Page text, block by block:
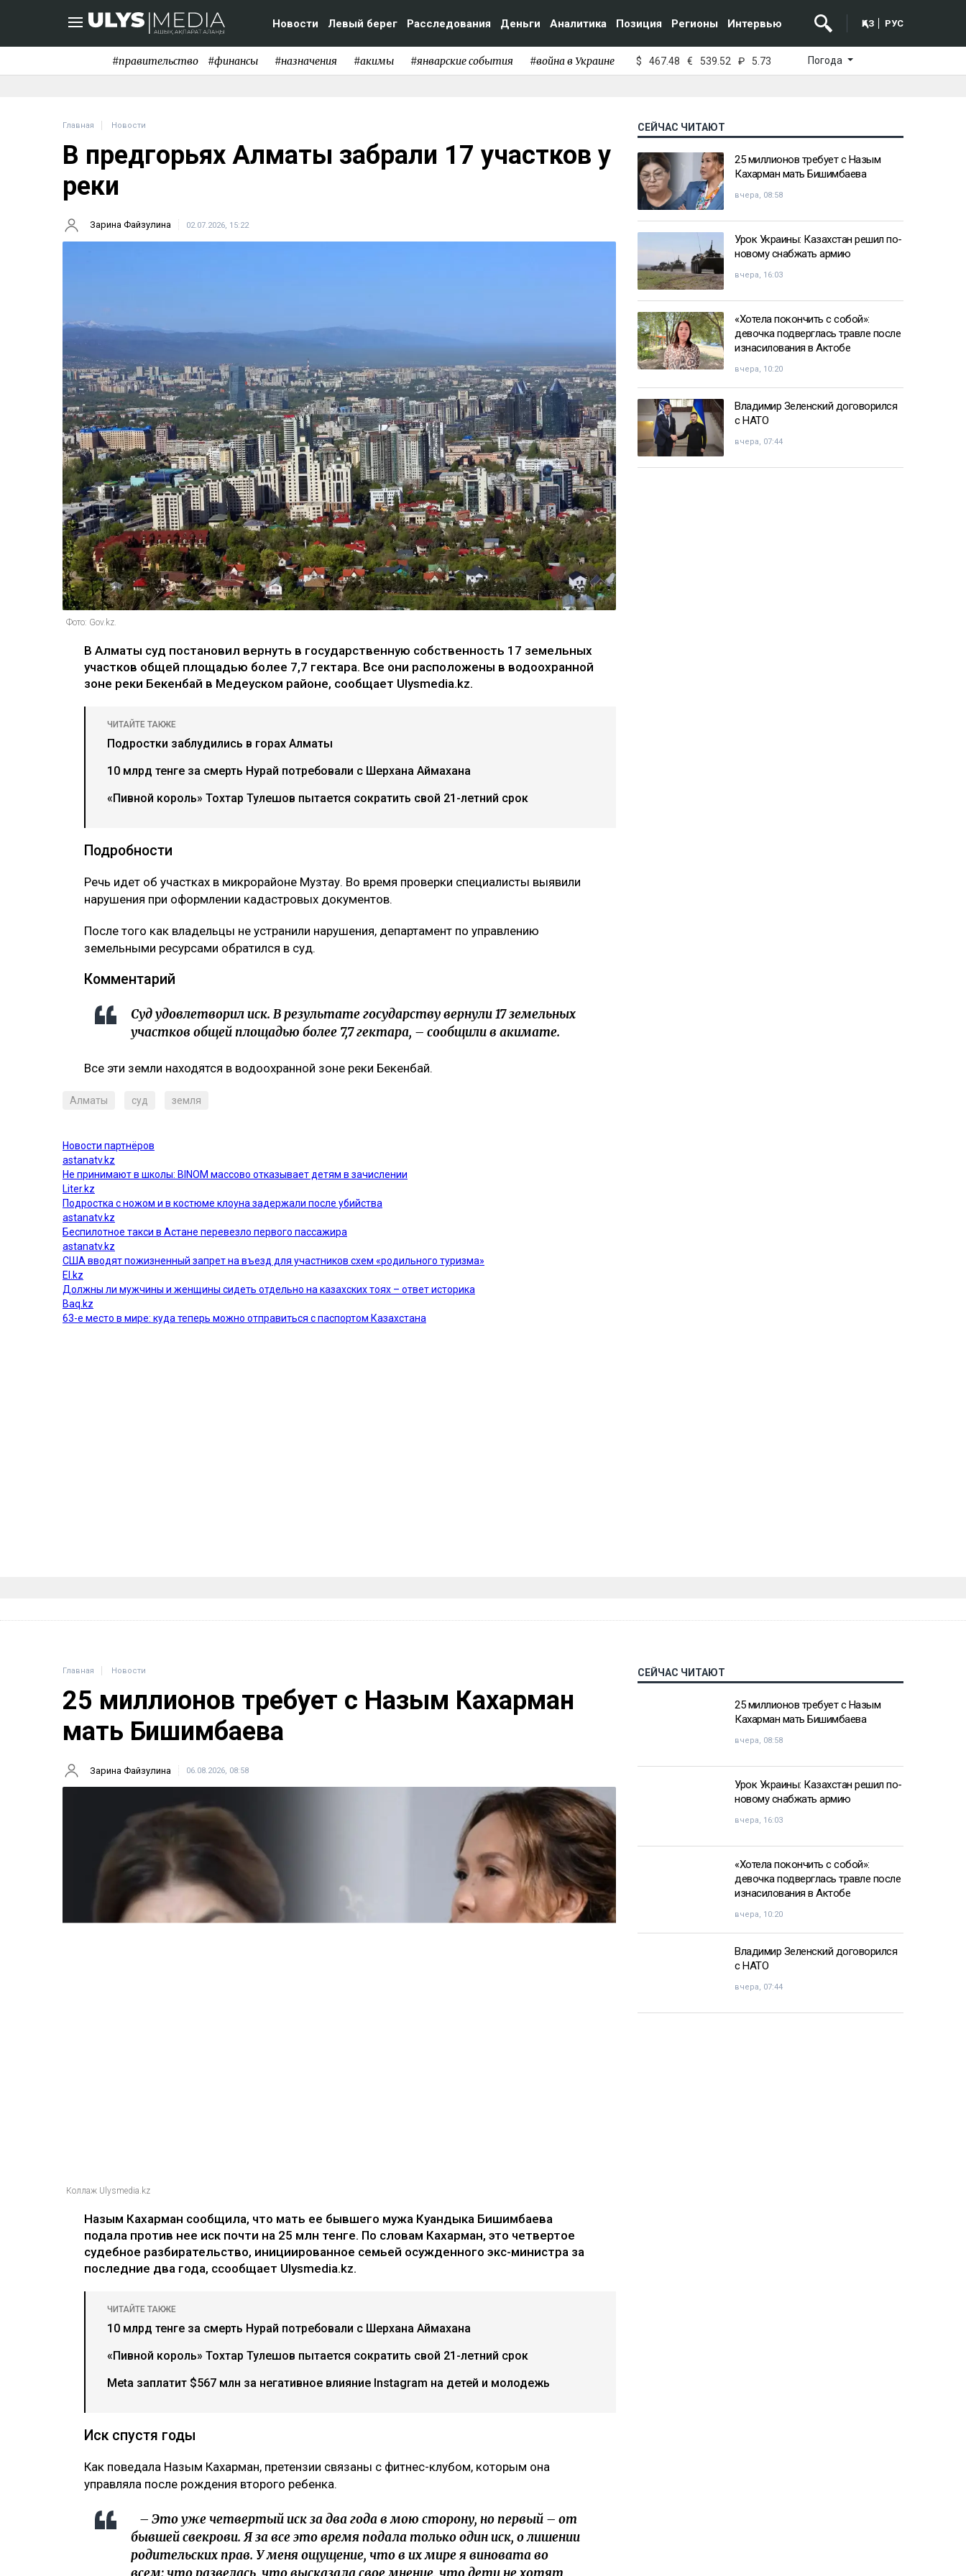
Новости Левый берег Расследования Деньги Аналитика Позиция Регионы Интервью ҚАЗ РУС
#правительство #финансы #назначения #акимы #январские события #война в Украине $ 467.48 € 539.52 ₽ 5.73 Погода
Главная Новости
В предгорьях Алматы забрали 17 участков у
реки
Зарина Файзулина 02.07.2026, 15:22
Фото: Gov.kz.
В Алматы суд постановил вернуть в государственную собственность 17 земельных
участков общей площадью более 7,7 гектара. Все они расположены в водоохранной
зоне реки Бекенбай в Медеуском районе, сообщает Ulysmedia.kz.
ЧИТАЙТЕ ТАКЖЕ
Подростки заблудились в горах Алматы
10 млрд тенге за смерть Нурай потребовали с Шерхана Аймахана
«Пивной король» Тохтар Тулешов пытается сократить свой 21-летний срок
Подробности
Речь идет об участках в микрорайоне Музтау. Во время проверки специалисты выявили
нарушения при оформлении кадастровых документов.
После того как владельцы не устранили нарушения, департамент по управлению
земельными ресурсами обратился в суд.
Комментарий
Суд удовлетворил иск. В результате государству вернули 17 земельных
участков общей площадью более 7,7 гектара, – сообщили в акимате.
Все эти земли находятся в водоохранной зоне реки Бекенбай.
Алматы суд земля
СЕЙЧАС ЧИТАЮТ
25 миллионов требует с Назым
Кахарман мать Бишимбаева
вчера, 08:58
Урок Украины: Казахстан решил по-
новому снабжать армию
вчера, 16:03
«Хотела покончить с собой»:
девочка подверглась травле после
изнасилования в Актобе
вчера, 10:20
Владимир Зеленский договорился
с НАТО
вчера, 07:44
Главная Новости
25 миллионов требует с Назым Кахарман
мать Бишимбаева
Зарина Файзулина 06.08.2026, 08:58
Коллаж Ulysmedia.kz
Назым Кахарман сообщила, что мать ее бывшего мужа Куандыка Бишимбаева
подала против нее иск почти на 25 млн тенге. По словам Кахарман, это четвертое
судебное разбирательство, инициированное семьей осужденного экс-министра за
последние два года, ссообщает Ulysmedia.kz.
ЧИТАЙТЕ ТАКЖЕ
10 млрд тенге за смерть Нурай потребовали с Шерхана Аймахана
«Пивной король» Тохтар Тулешов пытается сократить свой 21-летний срок
Meta заплатит $567 млн за негативное влияние Instagram на детей и молодежь
Иск спустя годы
Как поведала Назым Кахарман, претензии связаны с фитнес-клубом, которым она
управляла после рождения второго ребенка.
– Это уже четвертый иск за два года в мою сторону, но первый – от
бывшей свекрови. Я за все это время подала только один иск, о лишении
родительских прав. У меня ощущение, что в их мире я виновата во
СЕЙЧАС ЧИТАЮТ
25 миллионов требует с Назым
Кахарман мать Бишимбаева
вчера, 08:58
Урок Украины: Казахстан решил по-
новому снабжать армию
вчера, 16:03
«Хотела покончить с собой»:
девочка подверглась травле после
изнасилования в Актобе
вчера, 10:20
Владимир Зеленский договорился
с НАТО
вчера, 07:44